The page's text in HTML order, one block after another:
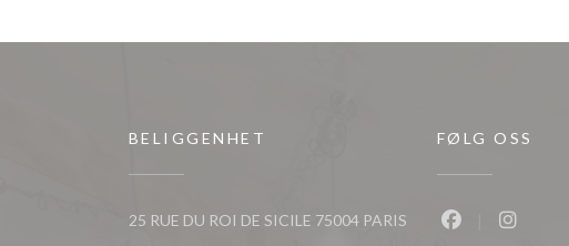
BELIGGENHET
25 RUE DU ROI DE SICILE 75004 PARIS((åpner i et nytt vindu))
FØLG OSS